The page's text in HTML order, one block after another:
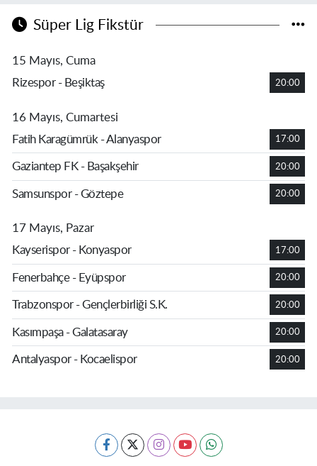
Süper Lig Fikstür
15 Mayıs, Cuma
Rizespor - Beşiktaş
20:00
16 Mayıs, Cumartesi
Fatih Karagümrük - Alanyaspor
17:00
Gaziantep FK - Başakşehir 20:00
Samsunspor - Göztepe 20:00
17 Mayıs, Pazar
Kayserispor - Konyaspor
17:00
Fenerbahçe - Eyüpspor 20:00
Trabzonspor - Gençlerbirliği S.K. 20:00
Kasımpaşa - Galatasaray 20:00
Antalyaspor - Kocaelispor 20:00